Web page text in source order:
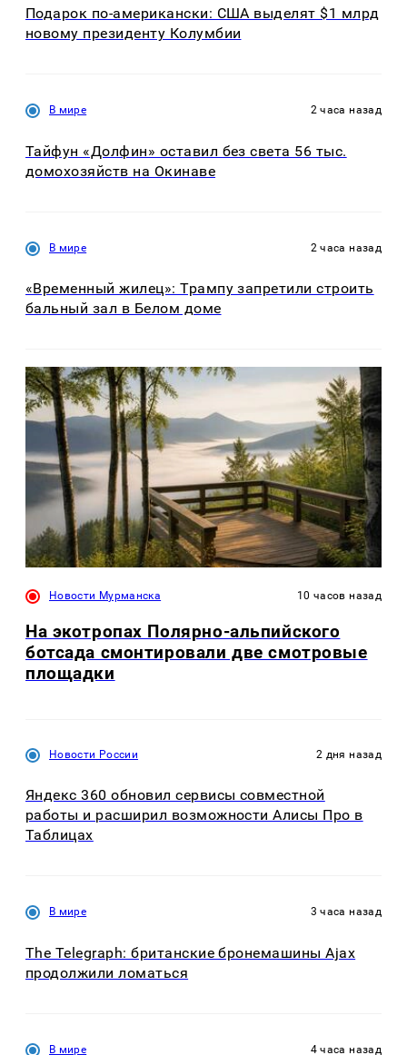
Подарок по-американски: США выделят $1 млрд
новому президенту Колумбии
В мире 2 часа назад
Тайфун «Долфин» оставил без света 56 тыс.
домохозяйств на Окинаве
В мире 2 часа назад
«Временный жилец»: Трампу запретили строить
бальный зал в Белом доме
Новости Мурманска 10 часов назад
На экотропах Полярно-альпийского
ботсада смонтировали две смотровые
площадки
Новости России 2 дня назад
Яндекс 360 обновил сервисы совместной
работы и расширил возможности Алисы Про в
Таблицах
В мире 3 часа назад
The Telegraph: британские бронемашины Ajax
продолжили ломаться
В мире 4 часа назад